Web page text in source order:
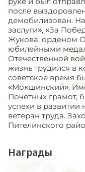
после
демобилизован.
заслуги», «За
Жукова, орденом
юбилейными
Отечественной
жизнь трудился в
советское время
«Мокшинский».
Почетных грамот,
успехи в развитии
ветеран труда.
Пителинского
Награды